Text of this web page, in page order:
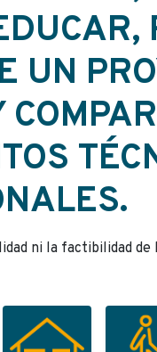
UN
ni la factibilidad de